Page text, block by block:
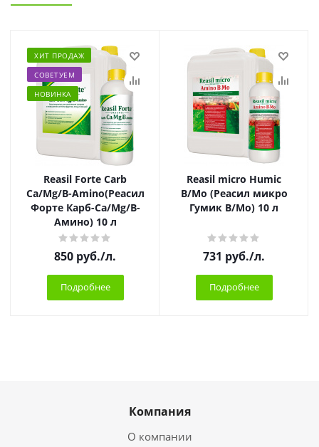
ХИТ ПРОДАЖ
СОВЕТУЕМ
НОВИНКА
Reasil Forte Carb
Ca/Mg/B-Amino(Реасил
Форте Карб-Ca/Mg/B-
Амино) 10 л
850 руб./л.
Подробнее
Reasil micro Humic
B/Mo (Реасил микро
Гумик В/Мо) 10 л
731 руб./л.
Подробнее
Компания
О компании